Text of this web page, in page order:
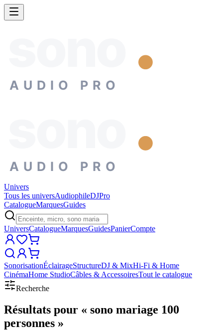
AUDIO PRO
AUDIO PRO
Univers
Tous les universAudiophileDJPro
CatalogueMarquesGuides
UniversCatalogueMarquesGuidesPanierCompte
SonorisationÉclairageStructureDJ & MixHi-Fi & Home
CinémaHome StudioCâbles & AccessoiresTout le catalogue
Recherche
Résultats pour « sono mariage 100
personnes »